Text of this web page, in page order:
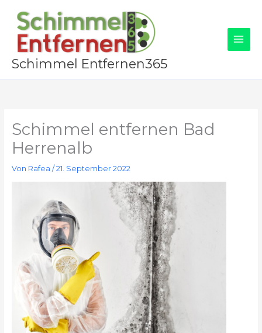
Inhalt
springen
Schimmel Entfernen365
Schimmel entfernen Bad
Herrenalb
Von Rafea /21. September 2022